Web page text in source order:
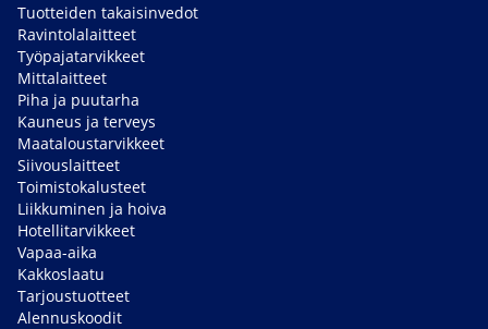
Tuotteiden takaisinvedot
Ravintolalaitteet
Työpajatarvikkeet
Mittalaitteet
Piha ja puutarha
Kauneus ja terveys
Maataloustarvikkeet
Siivouslaitteet
Toimistokalusteet
Liikkuminen ja hoiva
Hotellitarvikkeet
Vapaa-aika
Kakkoslaatu
Tarjoustuotteet
Alennuskoodit